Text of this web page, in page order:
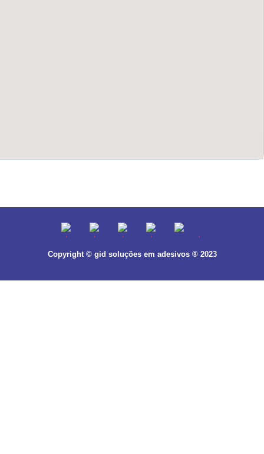
Copyright © gid soluções em adesivos ® 2023